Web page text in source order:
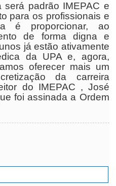
será padrão IMEPAC e
para os profissionais e
é proporcionar, ao
de forma digna e
já estão ativamente
da UPA e, agora,
oferecer mais um
da carreira
do IMEPAC , José
foi assinada a Ordem